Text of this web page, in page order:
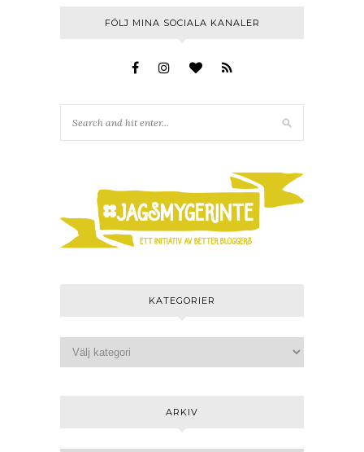
FÖLJ MINA SOCIALA KANALER
KATEGORIER
ARKIV